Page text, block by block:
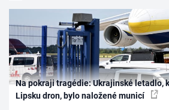
Na pokraji tragédie: Ukrajinské letadlo,
Lipsku dron, bylo naložené municí